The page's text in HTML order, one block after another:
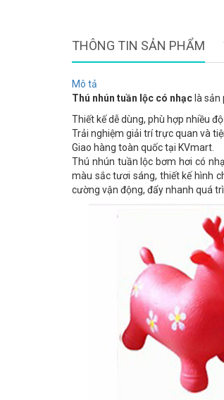
THÔNG TIN SẢN PHẨM
Mô tả
Thú nhún tuần lộc có nhạc là
Thiết kế dễ dùng, phù hợp nhiều
Trải nghiệm giải trí trực quan và
Giao hàng toàn quốc tại KVmart.
Thú nhún tuần lộc bơm hơi có
màu sắc tươi sáng, thiết kế hình
cường vận động, đẩy nhanh quá